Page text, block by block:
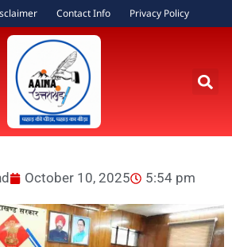
Contact Info Privacy Policy
October 10, 2025 5:54 pm